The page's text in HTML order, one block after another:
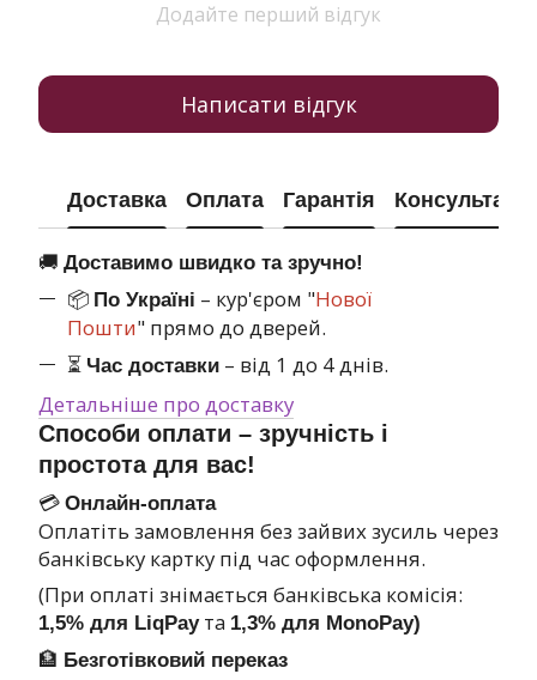
Додайте перший відгук
Написати відгук
Доставка Оплата Гарантія Консультація
🚚 Доставимо швидко та зручно!
📦 По Україні – кур'єром "Нової
Пошти" прямо до дверей.
⏳ Час доставки – від 1 до 4 днів.
Детальніше про доставку
Способи оплати – зручність і
простота для вас!
💳 Онлайн-оплата
Оплатіть замовлення без зайвих зусиль через
банківську картку під час оформлення.
(При оплаті знімається банківська комісія:
1,5% для LiqPayта 1,3% для MonoPay)
🏦 Безготівковий переказ